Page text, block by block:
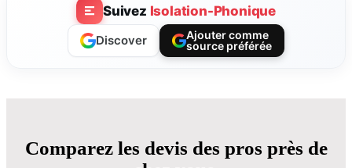
Suivez Isolation-Phonique
Discover
Ajouter comme
source préférée
Comparez les devis des pros près de